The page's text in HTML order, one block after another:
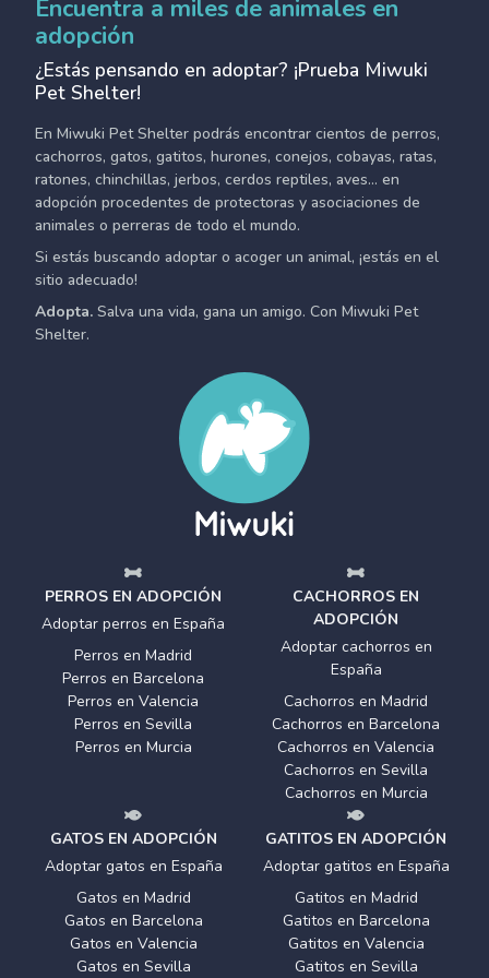
Encuentra a miles de animales en
adopción
¿Estás pensando en adoptar? ¡Prueba Miwuki
Pet Shelter!
En Miwuki Pet Shelter podrás encontrar cientos de perros,
cachorros, gatos, gatitos, hurones, conejos, cobayas, ratas,
ratones, chinchillas, jerbos, cerdos reptiles, aves... en
adopción procedentes de protectoras y asociaciones de
animales o perreras de todo el mundo.
Si estás buscando adoptar o acoger un animal, ¡estás en el
sitio adecuado!
Adopta. Salva una vida, gana un amigo. Con Miwuki Pet
Shelter.
PERROS EN ADOPCIÓN
Adoptar perros en España
Perros en Madrid
Perros en Barcelona
Perros en Valencia
Perros en Sevilla
Perros en Murcia
CACHORROS EN
ADOPCIÓN
Adoptar cachorros en
España
Cachorros en Madrid
Cachorros en Barcelona
Cachorros en Valencia
Cachorros en Sevilla
Cachorros en Murcia
GATOS EN ADOPCIÓN
Adoptar gatos en España
Gatos en Madrid
Gatos en Barcelona
Gatos en Valencia
Gatos en Sevilla
GATITOS EN ADOPCIÓN
Adoptar gatitos en España
Gatitos en Madrid
Gatitos en Barcelona
Gatitos en Valencia
Gatitos en Sevilla